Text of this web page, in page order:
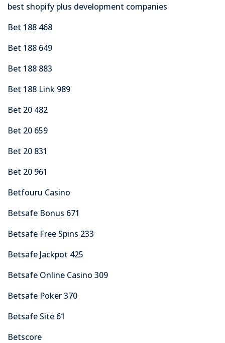
best shopify plus development companies
Bet 188 468
Bet 188 649
Bet 188 883
Bet 188 Link 989
Bet 20 482
Bet 20 659
Bet 20 831
Bet 20 961
Betfouru Casino
Betsafe Bonus 671
Betsafe Free Spins 233
Betsafe Jackpot 425
Betsafe Online Casino 309
Betsafe Poker 370
Betsafe Site 61
Betscore